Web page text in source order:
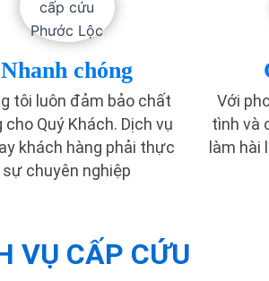
Nhanh chóng
tôi luôn đảm bảo chất
cho Quý Khách. Dịch vụ
khách hàng phải thực
sự chuyên nghiệp
Với
tình và
làm hài
VỤ CẤP CỨU